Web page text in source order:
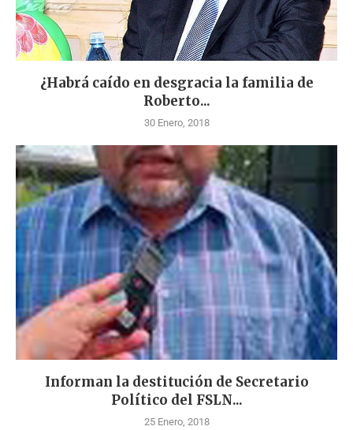
¿Habrá caído en desgracia la familia de
Roberto...
30 Enero, 2018
Informan la destitución de Secretario
Político del FSLN...
25 Enero, 2018